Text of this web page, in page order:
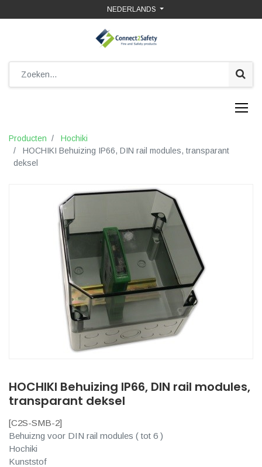
NEDERLANDS
Producten
Hochiki
HOCHIKI Behuizing IP66, DIN rail modules, transparant
deksel
HOCHIKI Behuizing IP66, DIN rail modules,
transparant deksel
[C2S-SMB-2]
Behuizng voor DIN rail modules ( tot 6 )
Hochiki
Kunststof